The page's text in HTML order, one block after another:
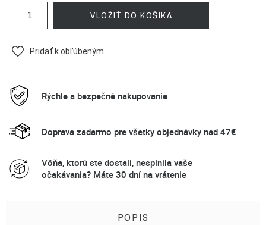
VLOŽIŤ DO KOŠÍKA
Pridať k obľúbeným
Rýchle a bezpečné nakupovanie
Doprava zadarmo pre všetky objednávky nad 47€
Vôňa, ktorú ste dostali, nesplnila vaše
očakávania? Máte 30 dní na vrátenie
POPIS